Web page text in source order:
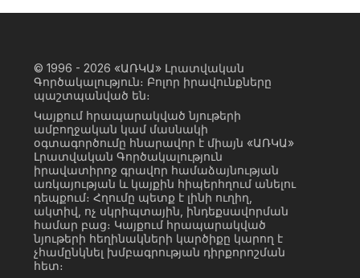
© 1996 - 2026 «ԱՌԿԱ» Լրատվական
Գործակալություն։ Բոլոր իրավունքները
պաշտպանված են։
Կայքում հրապարակված նյութերի
ամբողջական կամ մասնակի
օգտագործումը հնարավոր է միայն «ԱՌԿԱ»
Լրատվական Գործակալություն
իրավատիրոջ գրավոր համաձայնության
առկայության և կայքին հիպերհղում անելու
դեպքում։ Հղումը պետք է լինի ուղիղ,
ակտիվ, ոչ սկրիպտային, ինդեքսավորման
համար բաց։ Կայքում հրապարակված
նյութերի հեղինակների կարծիքը կարող է
չհամընկնել խմբագրության դիրքորոշման
հետ։